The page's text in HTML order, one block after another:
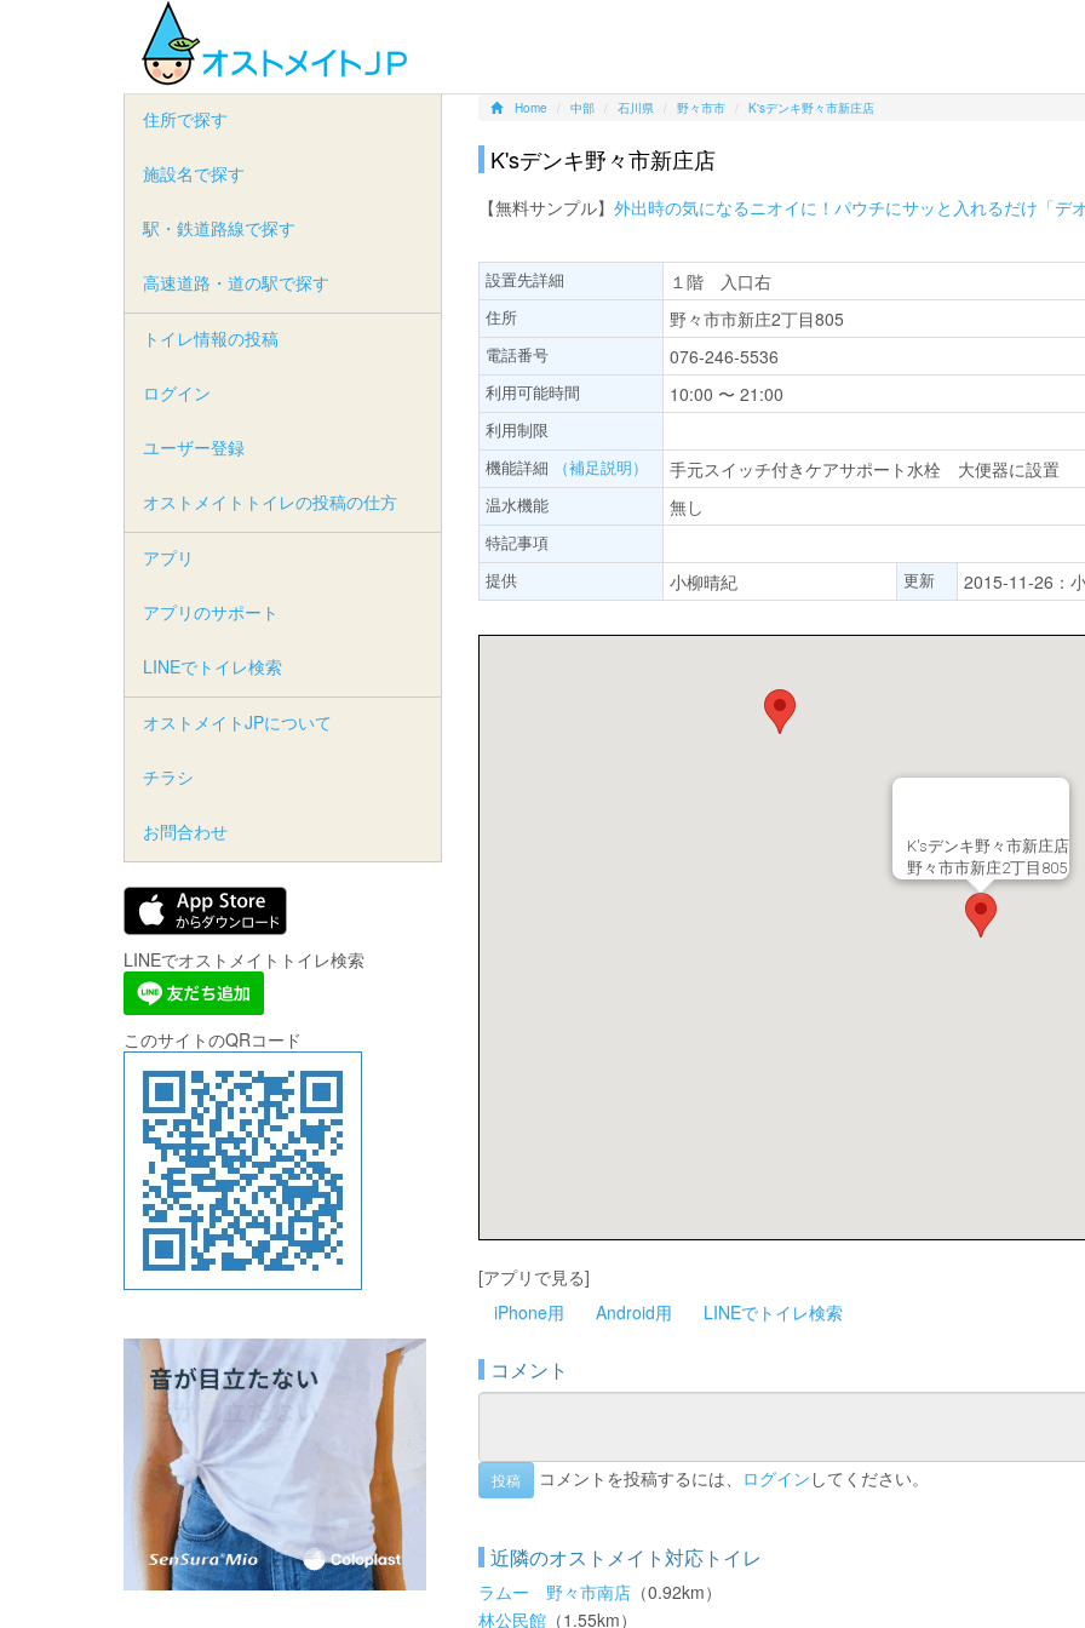
Home 中部 石川県 野々市市 K'sデンキ野々市新庄店
K'sデンキ野々市新庄店
【無料サンプル】 外出時の気になるニオイに！パウチにサッと入れるだけ「デ
設置先詳細 １階 入口右
住所 野々市市新庄2丁目805
電話番号 076-246-5536
利用可能時間 10:00 〜 21:00
利用制限
機能詳細
（補足説明） 手元スイッチ付きケアサポート水栓 大便器に設置
温水機能 無し
特記事項
提供
小柳晴紀 更新 2015-11-26：
K'sデンキ野々市新庄店
野々市市新庄2丁目805
[アプリで見る]
iPhone用
Android用 LINEでトイレ検索
コメント
投稿 コメントを投稿するには、 ログイン してください。
近隣のオストメイト対応トイレ
ラムー 野々市南店（0.92km）
林公民館（1.55km）
住所で探す
施設名で探す
駅・鉄道路線で探す
高速道路・道の駅で探す
トイレ情報の投稿
ログイン
ユーザー登録
オストメイトトイレの投稿の仕方
アプリ
アプリのサポート
LINEでトイレ検索
オストメイトJPについて
チラシ
お問合わせ
LINEでオストメイトトイレ検索
このサイトのQRコード